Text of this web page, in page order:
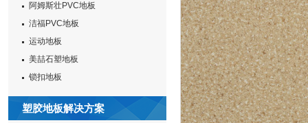
阿姆斯壮PVC地板
洁福PVC地板
运动地板
美喆石塑地板
锁扣地板
塑胶地板解决方案